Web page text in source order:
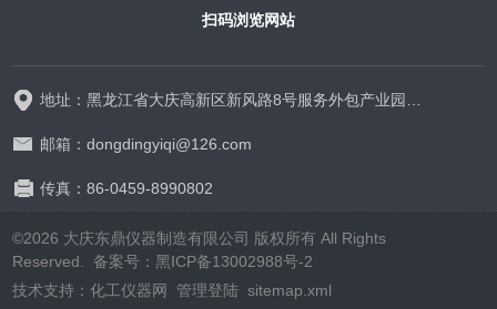
扫码浏览网站
地址：黑龙江省大庆高新区新风路8号服务外包产业园D区D-1厂房325室
邮箱：dongdingyiqi@126.com
传真：86-0459-8990802
©2026 大庆东鼎仪器制造有限公司 版权所有 All Rights
Reserved. 备案号：黑ICP备13002988号-2
技术支持：化工仪器网 管理登陆 sitemap.xml